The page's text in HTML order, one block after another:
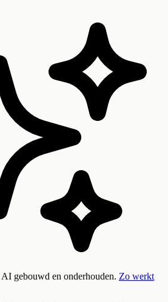
gebouwd en onderhouden. Zo werkt